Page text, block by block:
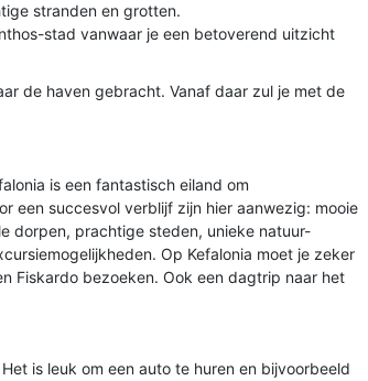
stranden en grotten.
stad vanwaar je een betoverend uitzicht
de haven gebracht. Vanaf daar zul je met de
is een fantastisch eiland om
een succesvol verblijf zijn hier aanwezig: mooie
dorpen, prachtige steden, unieke natuur-
Op Kefalonia moet je zeker
Fiskardo bezoeken. Ook een dagtrip naar het
is leuk om een auto te huren en bijvoorbeeld